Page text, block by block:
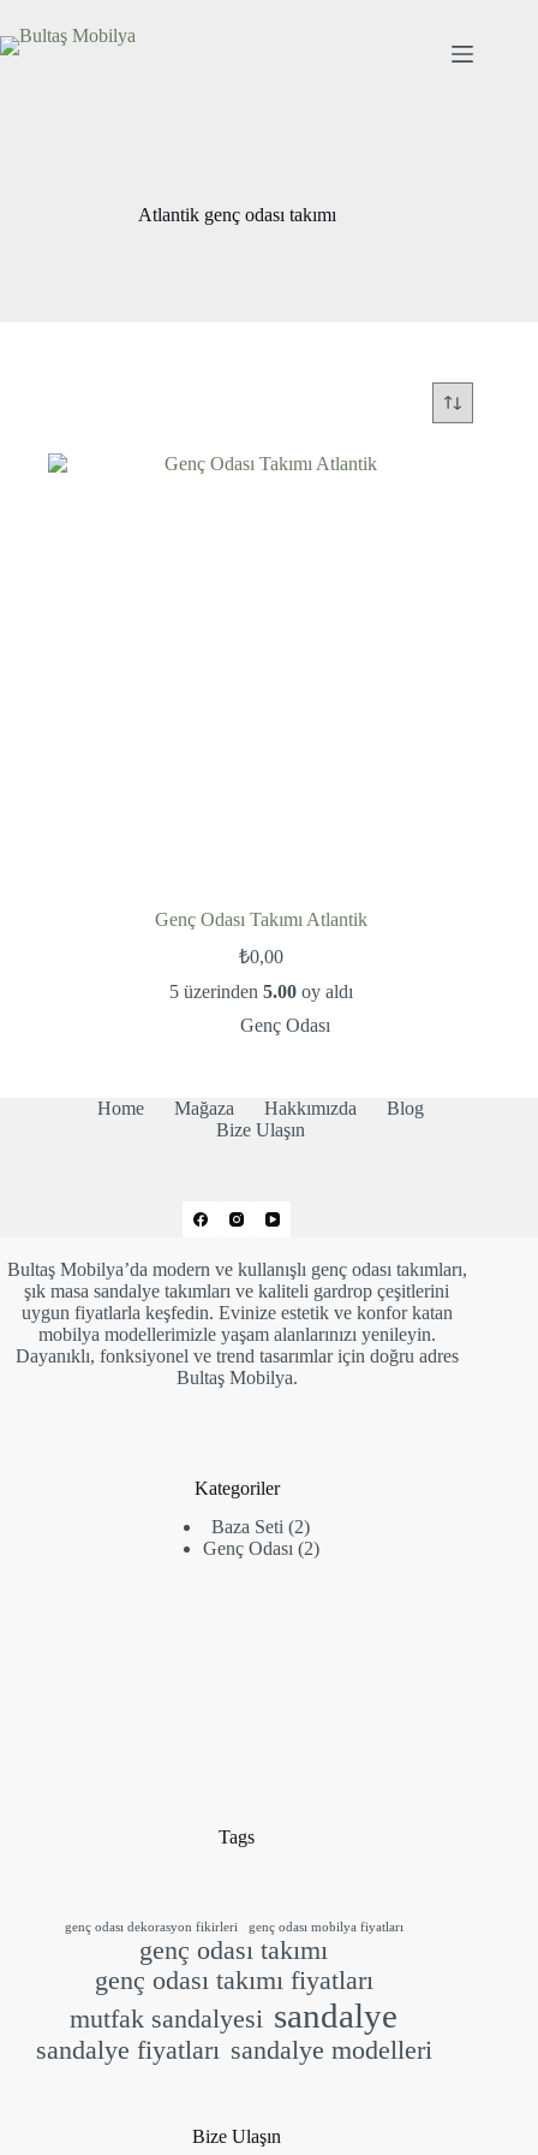
content
Atlantik genç odası takımı
Genç Odası Takımı Atlantik
₺0,00
5 üzerinden 5.00oy aldı
Genç Odası
Home Mağaza Hakkımızda
Blog
Bize Ulaşın
Bultaş Mobilya’da modern ve kullanışlı genç odası takımları,
şık masa sandalye takımları ve kaliteli gardrop çeşitlerini
uygun fiyatlarla keşfedin. Evinize estetik ve konfor katan
mobilya modellerimizle yaşam alanlarınızı yenileyin.
Dayanıklı, fonksiyonel ve trend tasarımlar için doğru adres
Bultaş Mobilya.
Kategoriler
Baza Seti 22
ürün
Genç Odası 22
Tags
genç odası dekorasyon fikirleri genç odası mobilya fiyatları
genç odası takımı
genç odası takımı fiyatları
mutfak sandalyesi sandalye
sandalye fiyatları sandalye modelleri
Bize Ulaşın